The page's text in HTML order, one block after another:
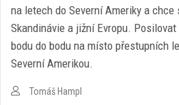
na letech do Severní Ameriky a
Skandinávie a jižní Evropu.
bodu do bodu na místo přestupních
Severní Amerikou.
Tomáš Hampl